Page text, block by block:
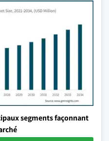
segments façonnant